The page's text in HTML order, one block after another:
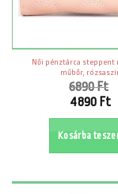
Női pénztárca steppent
műbőr,
6890Ft
Original
6890
4890 Ft
price
is:
Kosárba